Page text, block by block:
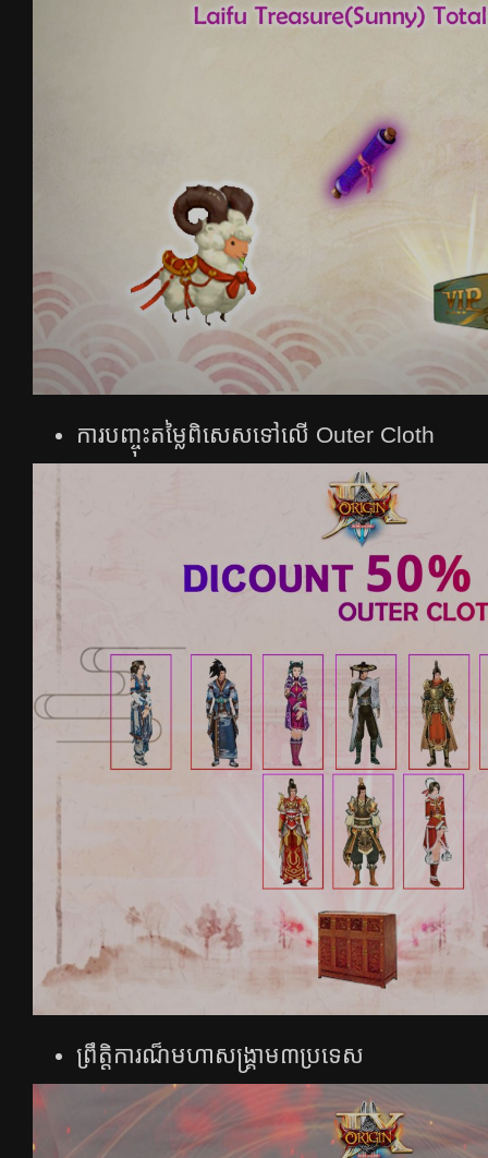
ការបញ្ចុះតម្លៃពិសេសទៅលើ Outer Cloth
ព្រឹត្តិការណ៏មហាសង្គ្រាម៣ប្រទេស